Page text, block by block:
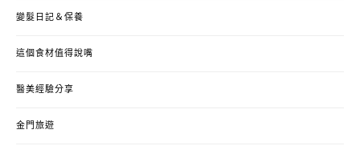
變髮日記＆保養
這個食材值得說嘴
醫美經驗分享
金門旅遊